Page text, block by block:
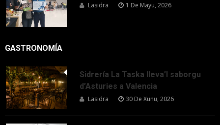
Lasidra 1 De Mayu, 2026
GASTRONOMÍA
Sidrería La Taska lleva’l saborgu
d’Asturies a Valencia
Lasidra 30 De Xunu, 2026